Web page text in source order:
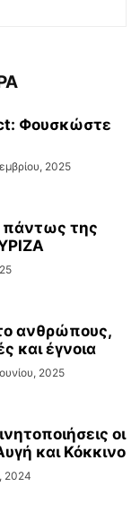
Φουσκώστε
2025
πάντως της
ανθρώπους,
και έγνοια
2025
οι
και Κόκκινο
2024